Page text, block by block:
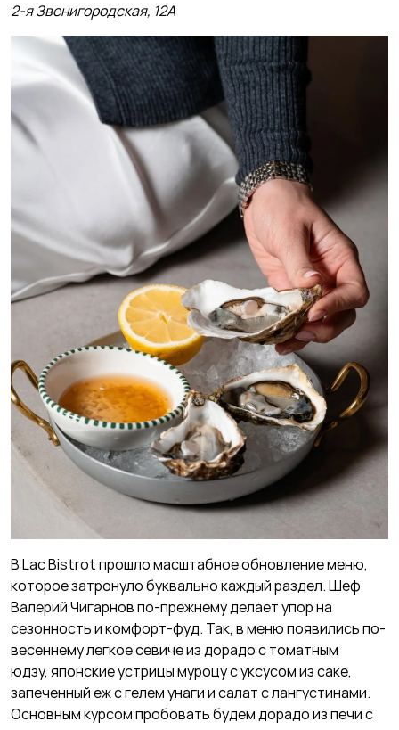
2-я Звенигородская, 12А
В Lac Bistrot прошло масштабное обновление меню,
которое затронуло буквально каждый раздел. Шеф
Валерий Чигарнов по-прежнему делает упор на
сезонность и комфорт-фуд. Так, в меню появились по-
весеннему легкое севиче из дорадо с томатным
юдзу, японские устрицы муроцу с уксусом из саке,
запеченный еж с гелем унаги и салат с лангустинами.
Основным курсом пробовать будем дорадо из печи с